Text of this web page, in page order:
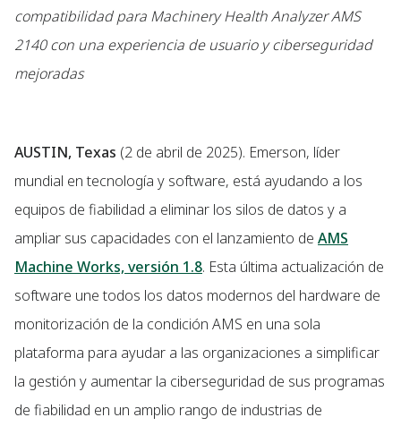
compatibilidad para Machinery Health Analyzer AMS
2140 con una experiencia de usuario y ciberseguridad
mejoradas
AUSTIN, Texas (2 de abril de 2025). Emerson, líder
mundial en tecnología y software, está ayudando a los
equipos de fiabilidad a eliminar los silos de datos y a
ampliar sus capacidades con el lanzamiento de AMS
Machine Works, versión 1.8. Esta última actualización de
software une todos los datos modernos del hardware de
monitorización de la condición AMS en una sola
plataforma para ayudar a las organizaciones a simplificar
la gestión y aumentar la ciberseguridad de sus programas
de fiabilidad en un amplio rango de industrias de